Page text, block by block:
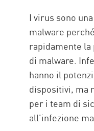
I virus sono
malware
rapidamente
di malware.
hanno il
dispositivi, ma
per i team di
all'infezione